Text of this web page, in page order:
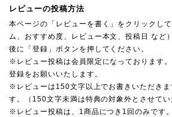
レビューの投稿方法
本ページの「レビューを書く」をクリックし
ム、おすすめ度、レビュー本文、投稿日 など
後に「登録」ボタンを押してください。
※レビュー投稿は会員限定になっております
登録をお願いいたします。
※レビューは150文字以上でお書きいただきま
す。（150文字未満は特典の対象外とさせてい
※レビュー投稿は、1商品につき1回のみです。